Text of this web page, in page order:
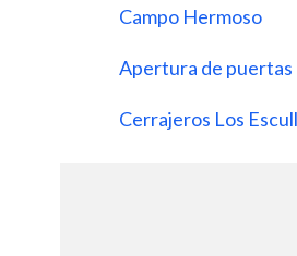
Campo Hermoso
Apertura de puertas
Cerrajeros Los